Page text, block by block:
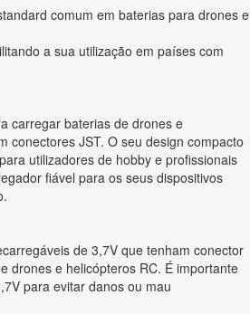
comum em baterias para drones e
a sua utilização em países com
carregar baterias de drones e
conectores JST. O seu design compacto
utilizadores de hobby e profissionais
fiável para os seus dispositivos
de 3,7V que tenham conector
drones e helicópteros RC. É importante
para evitar danos ou mau